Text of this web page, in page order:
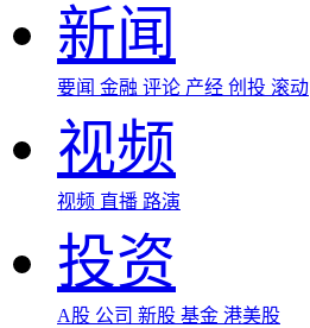
新闻
要闻 金融 评论 产经 创投 滚动
视频
视频 直播 路演
投资
A股 公司 新股 基金 港美股